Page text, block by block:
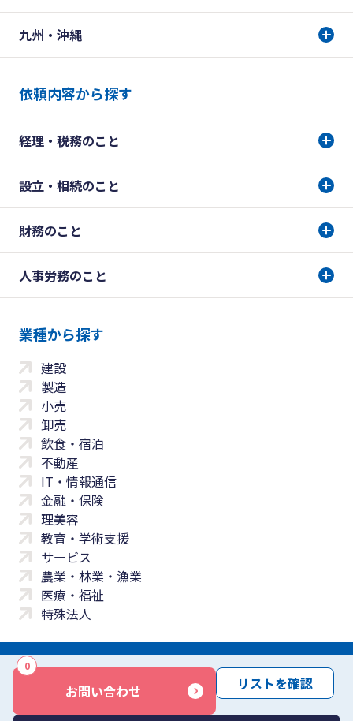
お問い合わせ
0
リストを確認
九州・沖縄
依頼内容から探す
経理・税務のこと
設立・相続のこと
財務のこと
人事労務のこと
業種から探す
建設
製造
小売
卸売
飲食・宿泊
不動産
IT・情報通信
金融・保険
理美容
教育・学術支援
サービス
農業・林業・漁業
医療・福祉
特殊法人
サイトマップ 免責事項
サービス利用規約
商標について反社会勢力に対する基本方針 お問い合わせ